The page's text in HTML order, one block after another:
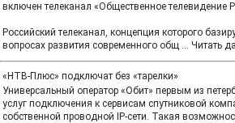
включен телеканал «Общественное телевидение
Российский телеканал, концепция которого
вопросах развития современного общ ... Читать
«НТВ-Плюс» подключат без «тарелки»
Универсальный оператор «Обит» первым из
услуг подключения к сервисам спутниковой
собственной проводной IP-сети. Такая